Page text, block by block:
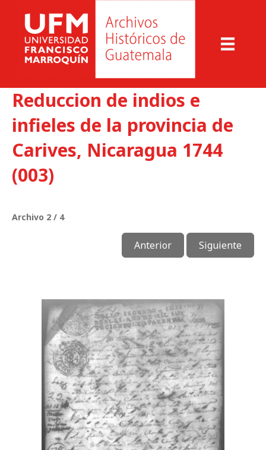
Reduccion de indios e
infieles de la provincia de
Carives, Nicaragua 1744
(003)
Archivo 2 / 4
Anterior Siguiente